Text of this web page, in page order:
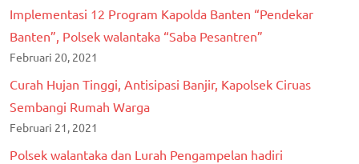
Implementasi 12 Program Kapolda Banten “Pendekar
Banten”, Polsek walantaka “Saba Pesantren”
Februari 20, 2021
Curah Hujan Tinggi, Antisipasi Banjir, Kapolsek Ciruas
Sembangi Rumah Warga
Februari 21, 2021
Polsek walantaka dan Lurah Pengampelan hadiri